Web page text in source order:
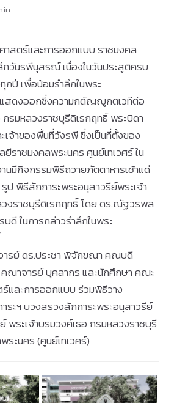
สตร์และการออกแบบ ราชมงคล
วันรพีนุสรณ์ เนื่องในวันประสูติครบ
กปี เพื่อน้อมรำลึกในพระ
สดงออกซึ่งความกตัญญูกตเวทีต่อ
กรมหลวงราชบุรีดิเรกฤทธิ์ พระบิดา
เจ้าของพื้นที่วังรพี ซึ่งเป็นที่ตั้งของ
ยีราชมงคลพระนคร ศูนย์เทเวศร์ ใน
นมีกิจกรรมพิธีถวายภัตตาหารเช้าแด่
รูป พิธีสักการะพระอนุสาวรีย์พระเจ้า
งราชบุรีดิเรกฤทธิ์ โดย ดร.ณัฐวรพล
ดี ในการกล่าวรำลึกในพระ
ารย์ ดร.ประชา พิจักขณา คณบดี
ณาจารย์ บุคลากร และนักศึกษา คณะ
และการออกแบบ ร่วมพิธีวาง
ระฯ บวงสรวงสักการะพระอนุสาวรีย์
พระเจ้าบรมวงศ์เธอ กรมหลวงราชบุรี
ระนคร (ศูนย์เทเวศร์)